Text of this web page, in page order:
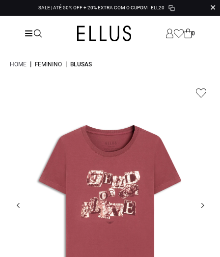
SALE | ATÉ 50% OFF + 20% EXTRA COM O CUPOM ELL20 ✕
0
HOME | FEMININO | BLUSAS